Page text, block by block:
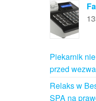
Piekarnik
przed
Relaks w
SPA na